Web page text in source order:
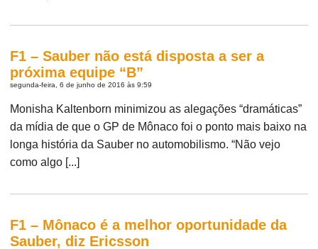
F1 – Sauber não está disposta a ser a
próxima equipe “B”
segunda-feira, 6 de junho de 2016 às 9:59
Monisha Kaltenborn minimizou as alegações “dramáticas”
da mídia de que o GP de Mônaco foi o ponto mais baixo na
longa história da Sauber no automobilismo. “Não vejo
como algo [...]
F1 – Mônaco é a melhor oportunidade da
Sauber, diz Ericsson